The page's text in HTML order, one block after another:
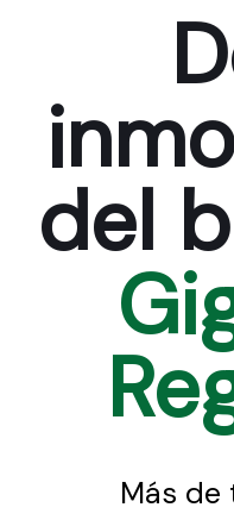
del
Más de